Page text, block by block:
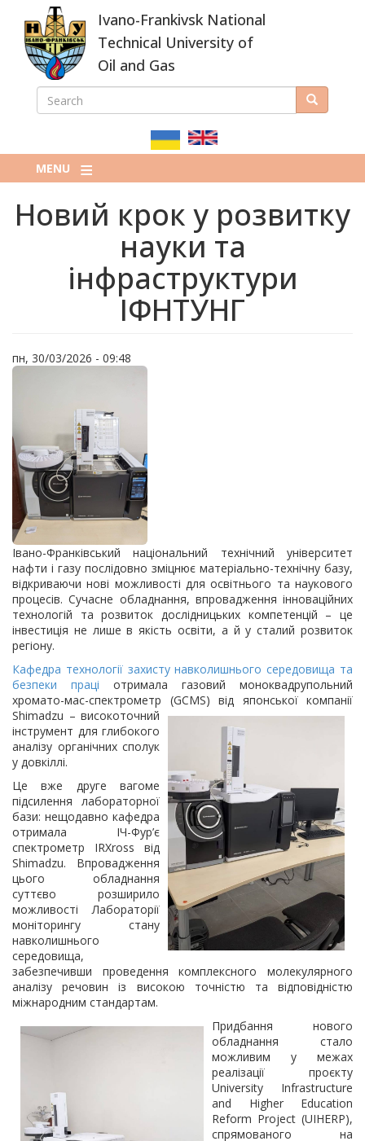
main
content
Ivano-Frankivsk National
Technical University of
Oil and Gas
ПОШУКОВА
SEARCH Search
MENU
Новий крок у розвитку
науки та
інфраструктури
ІФНТУНГ
пн, 30/03/2026 - 09:48
Івано-Франківський національний технічний університет
нафти і газу послідовно зміцнює матеріально-технічну базу,
відкриваючи нові можливості для освітнього та наукового
процесів. Сучасне обладнання, впровадження інноваційних
технологій та розвиток дослідницьких компетенцій – це
інвестиція не лише в якість освіти, а й у сталий розвиток
регіону.
Кафедра технології захисту навколишнього середовища та
безпеки праці отримала газовий моноквадрупольний
хромато-мас-спектрометр (GCMS) від японської компанії
Shimadzu – високоточний
інструмент для глибокого
аналізу органічних сполук
у довкіллі.
Це вже друге вагоме
підсилення лабораторної
бази: нещодавно кафедра
отримала ІЧ-Фур’є
спектрометр IRXross від
Shimadzu. Впровадження
цього обладнання
суттєво розширило
можливості Лабораторії
моніторингу стану
навколишнього
середовища,
забезпечивши проведення комплексного молекулярного
аналізу речовин із високою точністю та відповідністю
міжнародним стандартам.
Придбання нового
обладнання стало
можливим у межах
реалізації проєкту
University Infrastructure
and Higher Education
Reform Project (UIHERP),
спрямованого на